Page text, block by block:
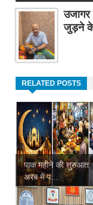
जुड़ने के
RELATED POSTS
पाक महीने की
अरब में प...